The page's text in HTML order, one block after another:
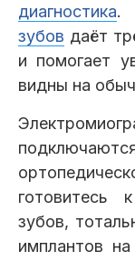
диагностика
зубов даёт
и помогает
видны на
готовитесь
зубов,
имплантов